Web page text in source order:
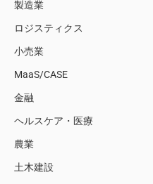
製造業
ロジスティクス
小売業
MaaS/CASE
金融
ヘルスケア・医療
農業
土木建設